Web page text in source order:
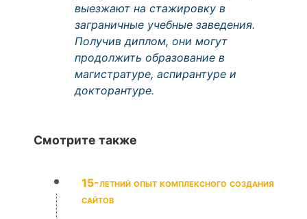
выезжают на стажировку в
заграничные учебные заведения.
Получив диплом, они могут
продолжить образование в
магистратуре, аспирантуре и
докторантуре.
Смотрите также
15-летний опыт комплексного создания
сайтов